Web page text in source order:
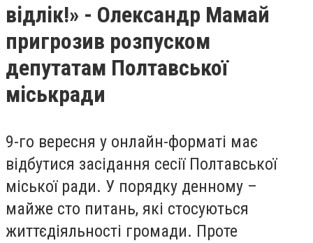
відлік!» - Олександр Мамай
пригрозив розпуском
депутатам Полтавської
міськради
9-го вересня у онлайн-форматі має
відбутися засідання сесії Полтавської
міської ради. У порядку денному –
майже сто питань, які стосуються
життєдіяльності громади. Проте